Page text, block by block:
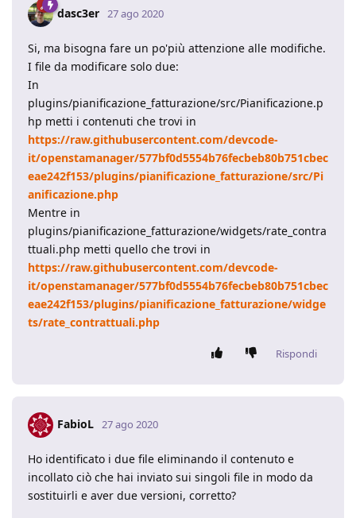
dasc3er 27 ago 2020
Si, ma bisogna fare un po'più attenzione alle modifiche.
I file da modificare solo due:
In
plugins/pianificazione_fatturazione/src/Pianificazione.p
hp metti i contenuti che trovi in
https://raw.githubusercontent.com/devcode-
it/openstamanager/577bf0d5554b76fecbeb80b751cbec
eae242f153/plugins/pianificazione_fatturazione/src/Pi
anificazione.php
Mentre in
plugins/pianificazione_fatturazione/widgets/rate_contra
ttuali.php metti quello che trovi in
https://raw.githubusercontent.com/devcode-
it/openstamanager/577bf0d5554b76fecbeb80b751cbec
eae242f153/plugins/pianificazione_fatturazione/widge
ts/rate_contrattuali.php
Rispondi
FabioL 27 ago 2020
Ho identificato i due file eliminando il contenuto e
incollato ciò che hai inviato sui singoli file in modo da
sostituirli e aver due versioni, corretto?